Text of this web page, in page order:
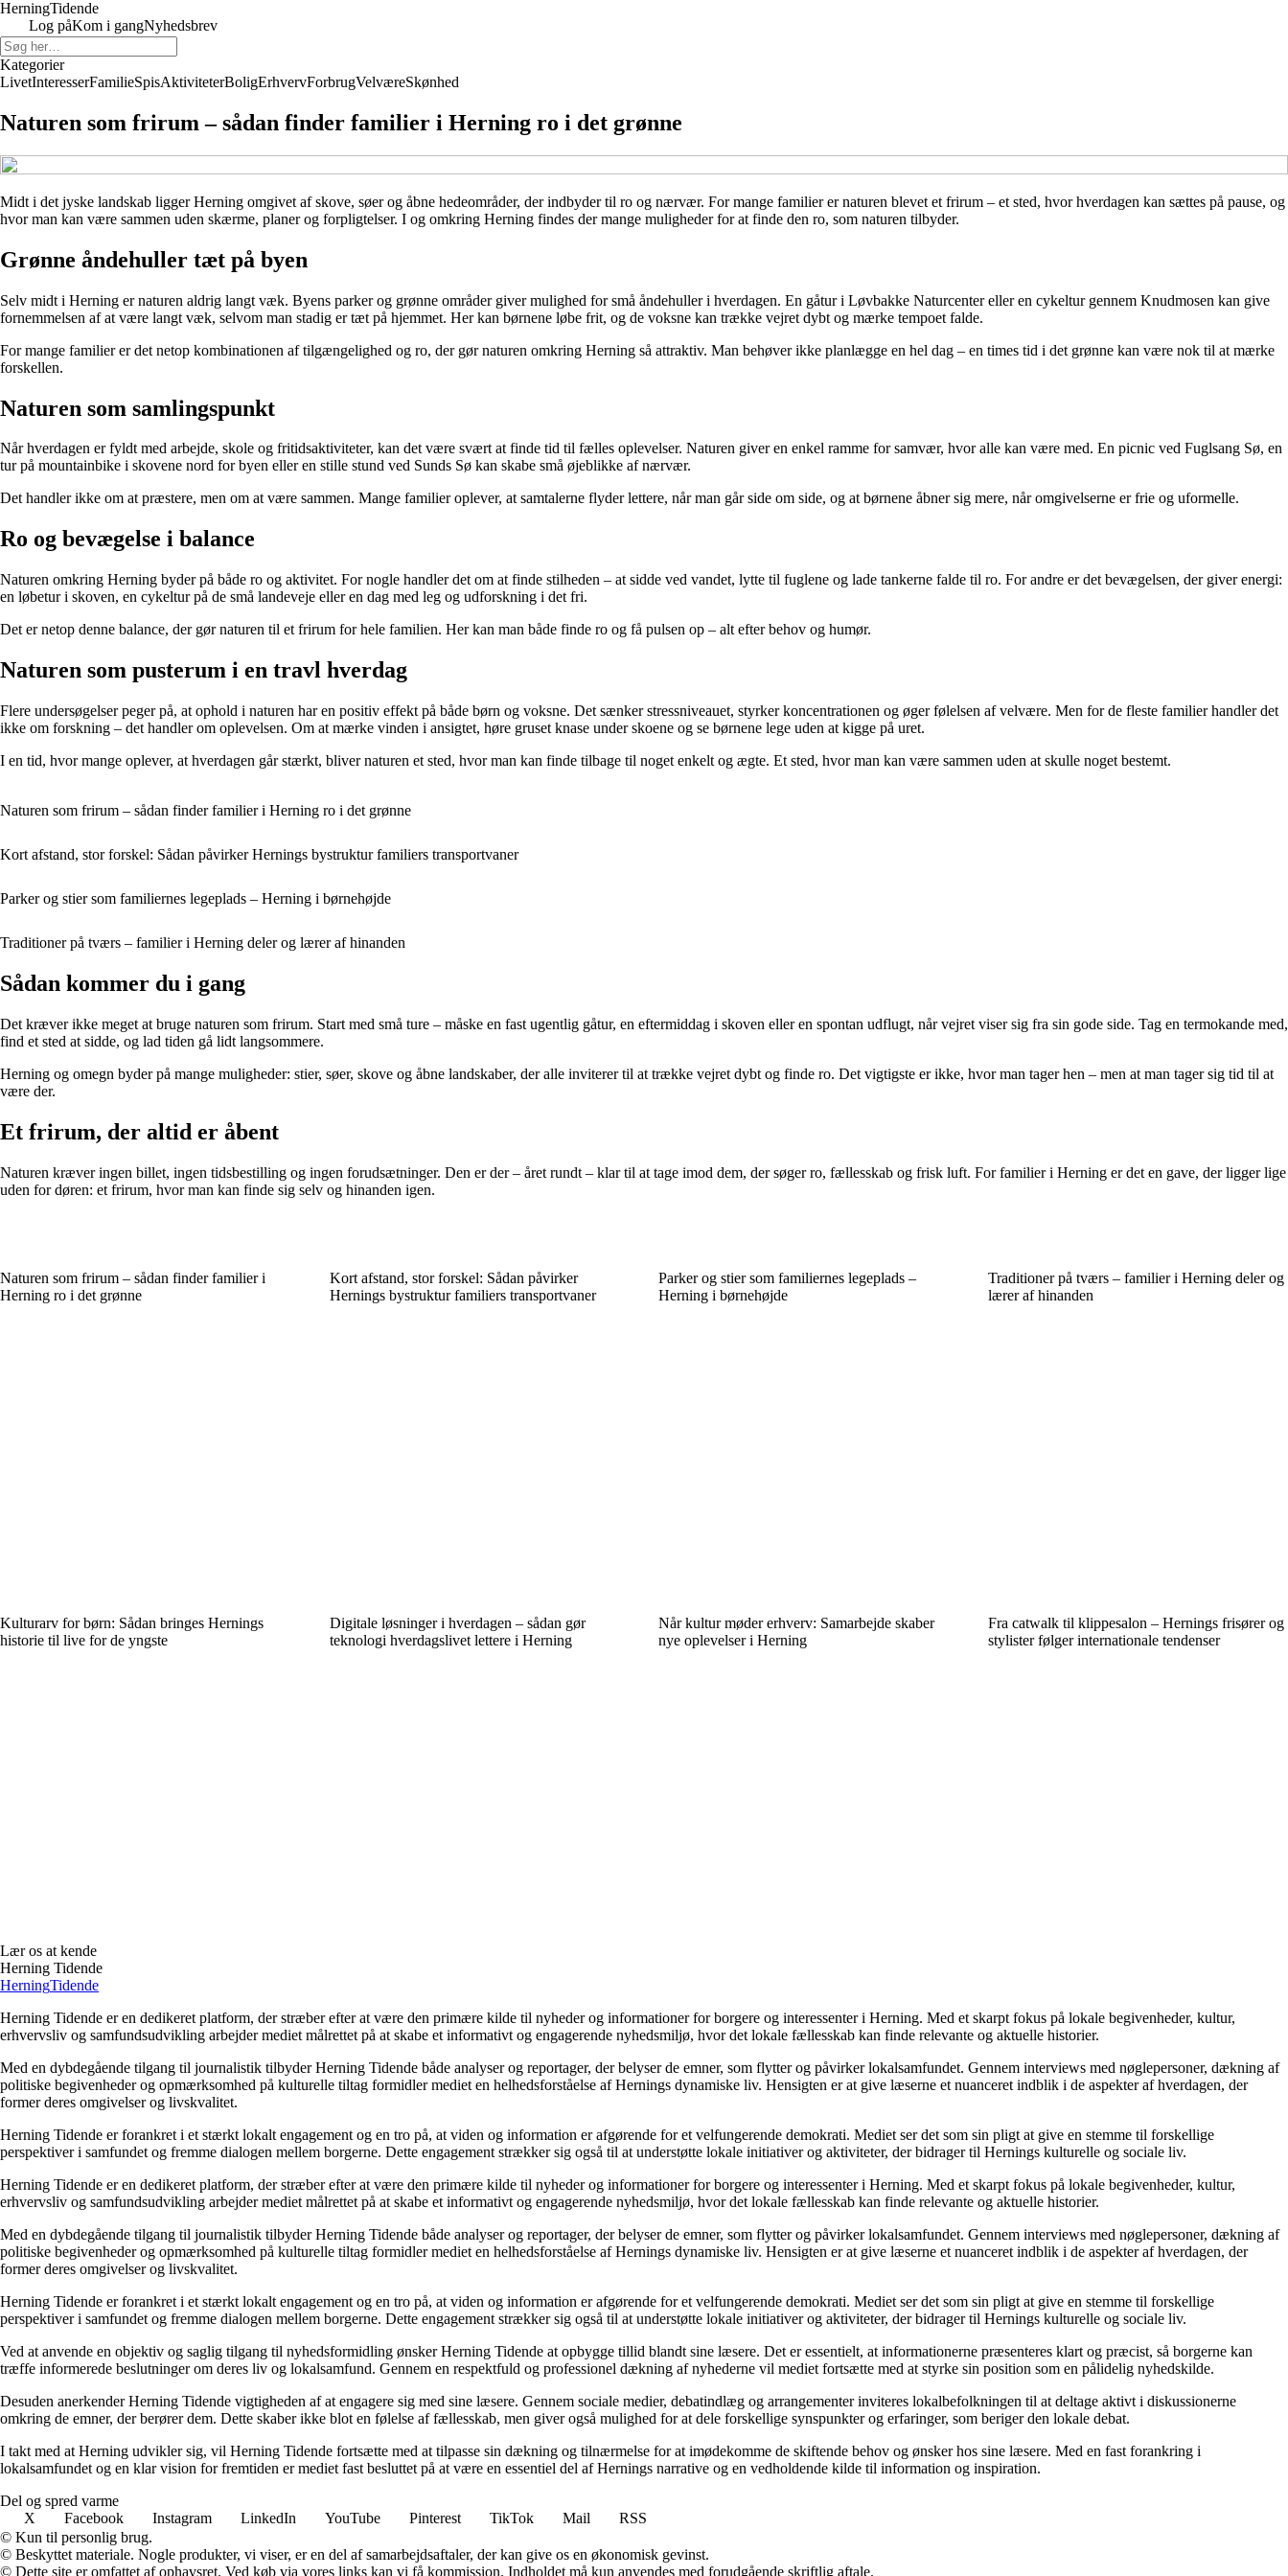
HerningTidende
Log påKom i gangNyhedsbrev
Kategorier
LivetInteresserFamilieSpisAktiviteterBoligErhvervForbrugVelværeSkønhed
Naturen som frirum – sådan finder familier i Herning ro i det grønne
Midt i det jyske landskab ligger Herning omgivet af skove, søer og åbne hedeområder, der indbyder til ro og nærvær. For mange familier er naturen blevet et frirum – et sted, hvor hverdagen kan sættes på pause, og
hvor man kan være sammen uden skærme, planer og forpligtelser. I og omkring Herning findes der mange muligheder for at finde den ro, som naturen tilbyder.
Grønne åndehuller tæt på byen
Selv midt i Herning er naturen aldrig langt væk. Byens parker og grønne områder giver mulighed for små åndehuller i hverdagen. En gåtur i Løvbakke Naturcenter eller en cykeltur gennem Knudmosen kan give
fornemmelsen af at være langt væk, selvom man stadig er tæt på hjemmet. Her kan børnene løbe frit, og de voksne kan trække vejret dybt og mærke tempoet falde.
For mange familier er det netop kombinationen af tilgængelighed og ro, der gør naturen omkring Herning så attraktiv. Man behøver ikke planlægge en hel dag – en times tid i det grønne kan være nok til at mærke
forskellen.
Naturen som samlingspunkt
Når hverdagen er fyldt med arbejde, skole og fritidsaktiviteter, kan det være svært at finde tid til fælles oplevelser. Naturen giver en enkel ramme for samvær, hvor alle kan være med. En picnic ved Fuglsang Sø, en
tur på mountainbike i skovene nord for byen eller en stille stund ved Sunds Sø kan skabe små øjeblikke af nærvær.
Det handler ikke om at præstere, men om at være sammen. Mange familier oplever, at samtalerne flyder lettere, når man går side om side, og at børnene åbner sig mere, når omgivelserne er frie og uformelle.
Ro og bevægelse i balance
Naturen omkring Herning byder på både ro og aktivitet. For nogle handler det om at finde stilheden – at sidde ved vandet, lytte til fuglene og lade tankerne falde til ro. For andre er det bevægelsen, der giver energi:
en løbetur i skoven, en cykeltur på de små landeveje eller en dag med leg og udforskning i det fri.
Det er netop denne balance, der gør naturen til et frirum for hele familien. Her kan man både finde ro og få pulsen op – alt efter behov og humør.
Naturen som pusterum i en travl hverdag
Flere undersøgelser peger på, at ophold i naturen har en positiv effekt på både børn og voksne. Det sænker stressniveauet, styrker koncentrationen og øger følelsen af velvære. Men for de fleste familier handler det
ikke om forskning – det handler om oplevelsen. Om at mærke vinden i ansigtet, høre gruset knase under skoene og se børnene lege uden at kigge på uret.
I en tid, hvor mange oplever, at hverdagen går stærkt, bliver naturen et sted, hvor man kan finde tilbage til noget enkelt og ægte. Et sted, hvor man kan være sammen uden at skulle noget bestemt.
Naturen som frirum – sådan finder familier i Herning ro i det grønne
Kort afstand, stor forskel: Sådan påvirker Hernings bystruktur familiers transportvaner
Parker og stier som familiernes legeplads – Herning i børnehøjde
Traditioner på tværs – familier i Herning deler og lærer af hinanden
Sådan kommer du i gang
Det kræver ikke meget at bruge naturen som frirum. Start med små ture – måske en fast ugentlig gåtur, en eftermiddag i skoven eller en spontan udflugt, når vejret viser sig fra sin gode side. Tag en termokande med,
find et sted at sidde, og lad tiden gå lidt langsommere.
Herning og omegn byder på mange muligheder: stier, søer, skove og åbne landskaber, der alle inviterer til at trække vejret dybt og finde ro. Det vigtigste er ikke, hvor man tager hen – men at man tager sig tid til at
være der.
Et frirum, der altid er åbent
Naturen kræver ingen billet, ingen tidsbestilling og ingen forudsætninger. Den er der – året rundt – klar til at tage imod dem, der søger ro, fællesskab og frisk luft. For familier i Herning er det en gave, der ligger lige
uden for døren: et frirum, hvor man kan finde sig selv og hinanden igen.
Naturen som frirum – sådan finder familier i
Herning ro i det grønne
Kort afstand, stor forskel: Sådan påvirker
Hernings bystruktur familiers transportvaner
Parker og stier som familiernes legeplads –
Herning i børnehøjde
Traditioner på tværs – familier i Herning deler og
lærer af hinanden
Kulturarv for børn: Sådan bringes Hernings
historie til live for de yngste
Digitale løsninger i hverdagen – sådan gør
teknologi hverdagslivet lettere i Herning
Når kultur møder erhverv: Samarbejde skaber
nye oplevelser i Herning
Fra catwalk til klippesalon – Hernings frisører og
stylister følger internationale tendenser
Lær os at kende
Herning Tidende
HerningTidende
Herning Tidende er en dedikeret platform, der stræber efter at være den primære kilde til nyheder og informationer for borgere og interessenter i Herning. Med et skarpt fokus på lokale begivenheder, kultur,
erhvervsliv og samfundsudvikling arbejder mediet målrettet på at skabe et informativt og engagerende nyhedsmiljø, hvor det lokale fællesskab kan finde relevante og aktuelle historier.
Med en dybdegående tilgang til journalistik tilbyder Herning Tidende både analyser og reportager, der belyser de emner, som flytter og påvirker lokalsamfundet. Gennem interviews med nøglepersoner, dækning af
politiske begivenheder og opmærksomhed på kulturelle tiltag formidler mediet en helhedsforståelse af Hernings dynamiske liv. Hensigten er at give læserne et nuanceret indblik i de aspekter af hverdagen, der
former deres omgivelser og livskvalitet.
Herning Tidende er forankret i et stærkt lokalt engagement og en tro på, at viden og information er afgørende for et velfungerende demokrati. Mediet ser det som sin pligt at give en stemme til forskellige
perspektiver i samfundet og fremme dialogen mellem borgerne. Dette engagement strækker sig også til at understøtte lokale initiativer og aktiviteter, der bidrager til Hernings kulturelle og sociale liv.
Herning Tidende er en dedikeret platform, der stræber efter at være den primære kilde til nyheder og informationer for borgere og interessenter i Herning. Med et skarpt fokus på lokale begivenheder, kultur,
erhvervsliv og samfundsudvikling arbejder mediet målrettet på at skabe et informativt og engagerende nyhedsmiljø, hvor det lokale fællesskab kan finde relevante og aktuelle historier.
Med en dybdegående tilgang til journalistik tilbyder Herning Tidende både analyser og reportager, der belyser de emner, som flytter og påvirker lokalsamfundet. Gennem interviews med nøglepersoner, dækning af
politiske begivenheder og opmærksomhed på kulturelle tiltag formidler mediet en helhedsforståelse af Hernings dynamiske liv. Hensigten er at give læserne et nuanceret indblik i de aspekter af hverdagen, der
former deres omgivelser og livskvalitet.
Herning Tidende er forankret i et stærkt lokalt engagement og en tro på, at viden og information er afgørende for et velfungerende demokrati. Mediet ser det som sin pligt at give en stemme til forskellige
perspektiver i samfundet og fremme dialogen mellem borgerne. Dette engagement strækker sig også til at understøtte lokale initiativer og aktiviteter, der bidrager til Hernings kulturelle og sociale liv.
Ved at anvende en objektiv og saglig tilgang til nyhedsformidling ønsker Herning Tidende at opbygge tillid blandt sine læsere. Det er essentielt, at informationerne præsenteres klart og præcist, så borgerne kan
træffe informerede beslutninger om deres liv og lokalsamfund. Gennem en respektfuld og professionel dækning af nyhederne vil mediet fortsætte med at styrke sin position som en pålidelig nyhedskilde.
Desuden anerkender Herning Tidende vigtigheden af at engagere sig med sine læsere. Gennem sociale medier, debatindlæg og arrangementer inviteres lokalbefolkningen til at deltage aktivt i diskussionerne
omkring de emner, der berører dem. Dette skaber ikke blot en følelse af fællesskab, men giver også mulighed for at dele forskellige synspunkter og erfaringer, som beriger den lokale debat.
I takt med at Herning udvikler sig, vil Herning Tidende fortsætte med at tilpasse sin dækning og tilnærmelse for at imødekomme de skiftende behov og ønsker hos sine læsere. Med en fast forankring i
lokalsamfundet og en klar vision for fremtiden er mediet fast besluttet på at være en essentiel del af Hernings narrative og en vedholdende kilde til information og inspiration.
Del og spred varme
X
Facebook Instagram LinkedIn YouTube Pinterest TikTok Mail
RSS
© Kun til personlig brug.
© Beskyttet materiale. Nogle produkter, vi viser, er en del af samarbejdsaftaler, der kan give os en økonomisk gevinst.
© Dette site er omfattet af ophavsret. Ved køb via vores links kan vi få kommission. Indholdet må kun anvendes med forudgående skriftlig aftale.